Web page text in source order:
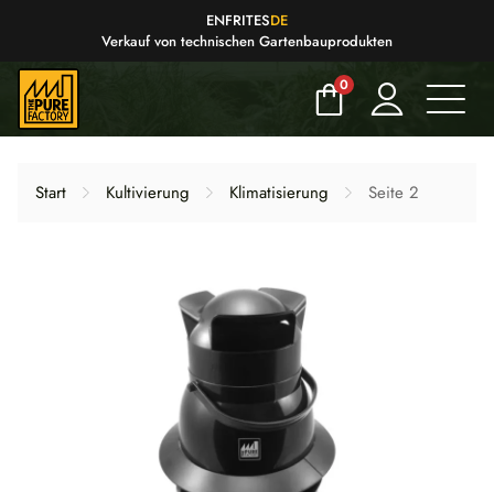
ENFRITESDE
Verkauf von technischen Gartenbauprodukten
0
Start Kultivierung Klimatisierung Seite 2